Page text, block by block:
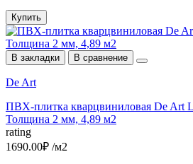
Купить
В закладки В сравнение
De Art
ПВХ-плитка кварцвиниловая De Art
Толщина 2 мм, 4,89 м2
rating
1690.00₽ /м2